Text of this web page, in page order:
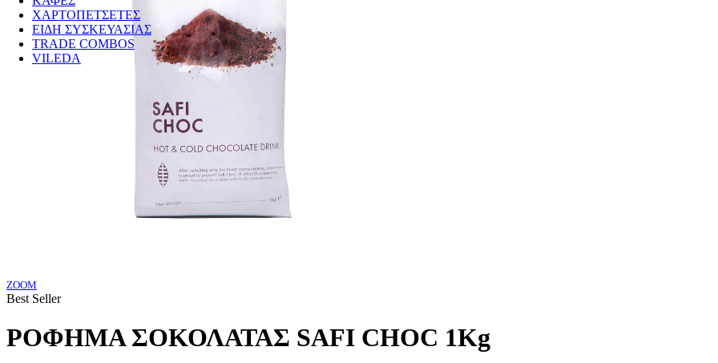
ΧΑΡΤΟΠΕΤΣΕΤΕΣ
ΕΙΔΗ ΣΥΣΚΕΥΑΣΙΑΣ
TRADE COMBOS
VILEDA
ZOOM
Best Seller
ΡΟΦΗΜΑ ΣΟΚΟΛΑΤΑΣ SAFI CHOC 1Kg